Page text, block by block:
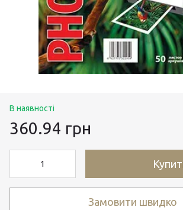
В наявності
360.94 грн
Замовити швидко